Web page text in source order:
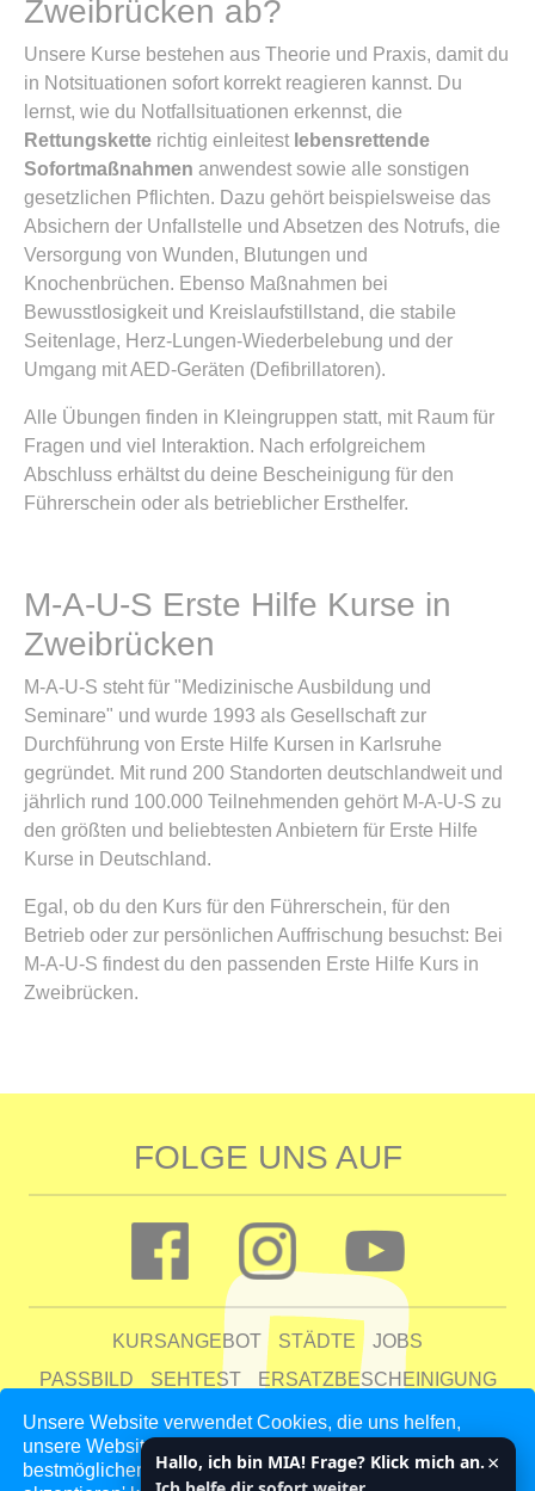
Unsere Website verwendet Cookies, die uns helfen,
unsere Website zu verbessern und unseren Kunden den
bestmöglichen Service zu bieten. Indem du auf 'Auswahl
Zweibrücken ab?
Unsere Kurse bestehen aus Theorie und Praxis, damit du
in Notsituationen sofort korrekt reagieren kannst. Du
lernst, wie du Notfallsituationen erkennst, die
Rettungskette richtig einleitest lebensrettende
Sofortmaßnahmen anwendest sowie alle sonstigen
gesetzlichen Pflichten. Dazu gehört beispielsweise das
Absichern der Unfallstelle und Absetzen des Notrufs, die
Versorgung von Wunden, Blutungen und
Knochenbrüchen. Ebenso Maßnahmen bei
Bewusstlosigkeit und Kreislaufstillstand, die stabile
Seitenlage, Herz-Lungen-Wiederbelebung und der
Umgang mit AED-Geräten (Defibrillatoren).
Alle Übungen finden in Kleingruppen statt, mit Raum für
Fragen und viel Interaktion. Nach erfolgreichem
Abschluss erhältst du deine Bescheinigung für den
Führerschein oder als betrieblicher Ersthelfer.
M-A-U-S Erste Hilfe Kurse in
Zweibrücken
M-A-U-S steht für "Medizinische Ausbildung und
Seminare" und wurde 1993 als Gesellschaft zur
Durchführung von Erste Hilfe Kursen in Karlsruhe
gegründet. Mit rund 200 Standorten deutschlandweit und
jährlich rund 100.000 Teilnehmenden gehört M-A-U-S zu
den größten und beliebtesten Anbietern für Erste Hilfe
Kurse in Deutschland.
Egal, ob du den Kurs für den Führerschein, für den
Betrieb oder zur persönlichen Auffrischung besuchst: Bei
M-A-U-S findest du den passenden Erste Hilfe Kurs in
Zweibrücken.
FOLGE UNS AUF
KURSANGEBOT STÄDTE
JOBS
PASSBILD
SEHTEST
ERSATZBESCHEINIGUNG
UNTERNEHMEN
DATENSCHUTZ
IMPRESSUM
Hallo, ich bin MIA! Frage? Klick mich an. ×